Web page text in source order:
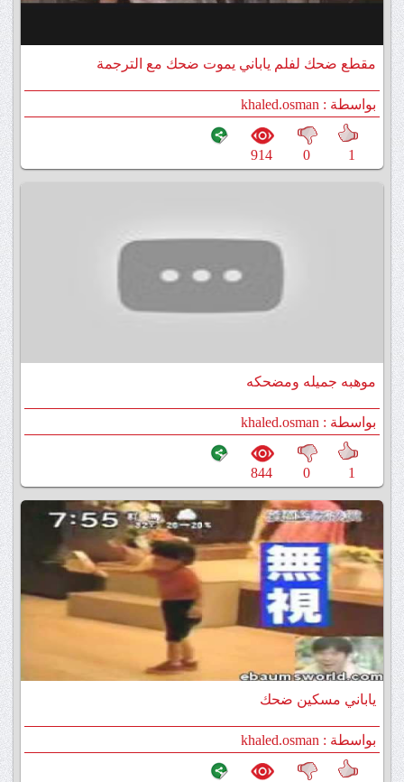
مقطع ضحك لفلم ياباني يموت ضحك مع الترجمة
بواسطة : khaled.osman
1
0
914
موهبه جميله ومضحكه
بواسطة : khaled.osman
1
0
844
ياباني مسكين ضحك
بواسطة : khaled.osman